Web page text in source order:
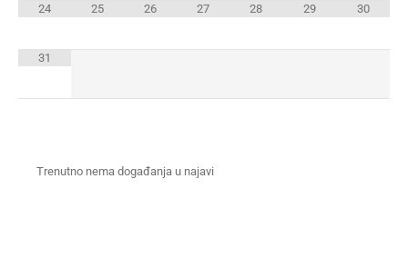
24 25 26 27 28 29 30
31
Trenutno nema događanja u najavi